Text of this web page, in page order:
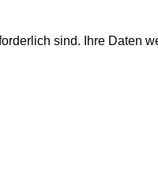
sind. Ihre Daten